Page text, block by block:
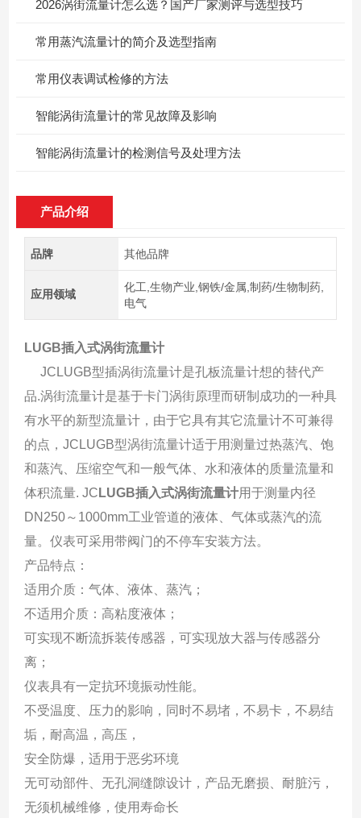
2026涡街流量计怎么选？国产厂家测评与选型技巧
常用蒸汽流量计的简介及选型指南
常用仪表调试检修的方法
智能涡街流量计的常见故障及影响
智能涡街流量计的检测信号及处理方法
产品介绍
品牌 其他品牌
应用领域
化工,生物产业,钢铁/金属,制药/生物制药,
电气
LUGB插入式涡街流量计
JCLUGB型插涡街流量计是孔板流量计想的替代产
品.涡街流量计是基于卡门涡街原理而研制成功的一种具
有水平的新型流量计，由于它具有其它流量计不可兼得
的点，JCLUGB型涡街流量计适于用测量过热蒸汽、饱
和蒸汽、压缩空气和一般气体、水和液体的质量流量和
体积流量. JC LUGB插入式涡街流量计用于测量内径
DN250～1000mm工业管道的液体、气体或蒸汽的流
量。仪表可采用带阀门的不停车安装方法。
产品特点：
适用介质：气体、液体、蒸汽；
不适用介质：高粘度液体；
可实现不断流拆装传感器，可实现放大器与传感器分
离；
仪表具有一定抗环境振动性能。
不受温度、压力的影响，同时不易堵，不易卡，不易结
垢，耐高温，高压，
安全防爆，适用于恶劣环境
无可动部件、无孔洞缝隙设计，产品无磨损、耐脏污，
无须机械维修，使用寿命长